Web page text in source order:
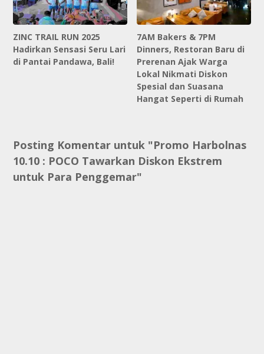
ZINC TRAIL RUN 2025
Hadirkan Sensasi Seru Lari
di Pantai Pandawa, Bali!
7AM Bakers & 7PM
Dinners, Restoran Baru di
Prerenan Ajak Warga
Lokal Nikmati Diskon
Spesial dan Suasana
Hangat Seperti di Rumah
Posting Komentar untuk "Promo Harbolnas
10.10 : POCO Tawarkan Diskon Ekstrem
untuk Para Penggemar"